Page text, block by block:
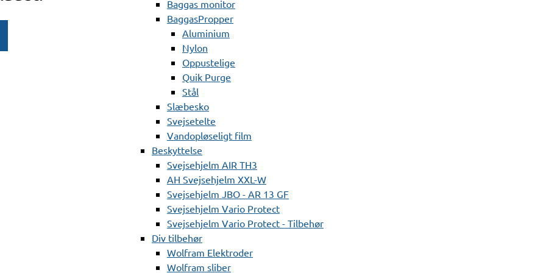
Baggas monitor
BaggasPropper
Aluminium
Nylon
Oppustelige
Quik Purge
Stål
Slæbesko
Svejsetelte
Vandopløseligt film
Beskyttelse
Svejsehjelm AIR TH3
AH Svejsehjelm XXL-W
Svejsehjelm JBO - AR 13 GF
Svejsehjelm Vario Protect
Svejsehjelm Vario Protect - Tilbehør
Div tilbehør
Wolfram Elektroder
Wolfram sliber